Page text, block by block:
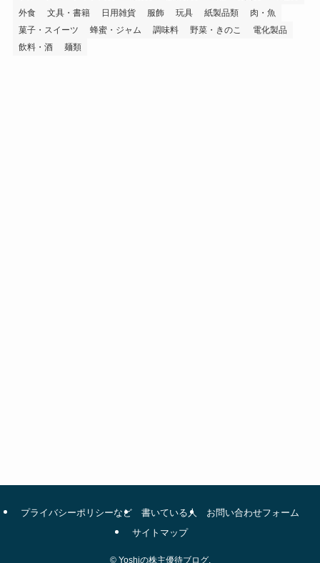
外食
文具・書籍 日用雑貨 服飾 玩具 紙製品類
肉・魚
菓子・スイーツ
蜂蜜・ジャム 調味料 野菜・きのこ
電化製品
飲料・酒
麺類
プライバシーポリシーなど 書いている人
お問い合わせフォーム
サイトマップ
©Yoshiの株主優待ブログ.